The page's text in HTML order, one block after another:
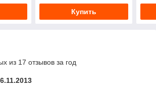
Купить
из 17 отзывов за год